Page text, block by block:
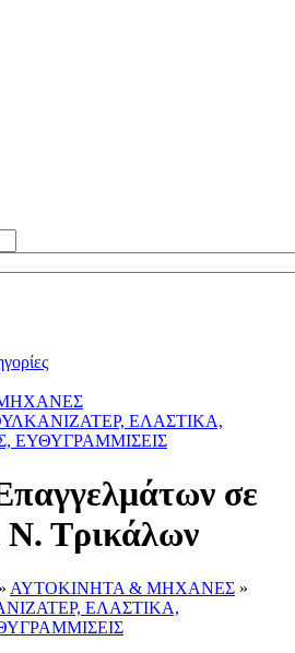
ΕΛΑΣΤΙΚΑ,
ΕΥΘΥΓΡΑΜΜΙΣΕΙΣ
σε
Ν. Τρικάλων
» ΑΥΤΟΚΙΝΗΤΑ & ΜΗΧΑΝΕΣ »
ΕΛΑΣΤΙΚΑ,